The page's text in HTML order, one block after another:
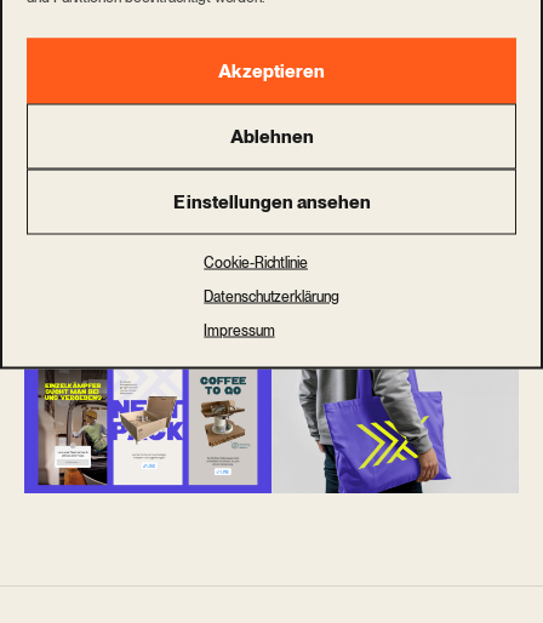
Akzeptieren
Ablehnen
Einstellungen ansehen
Cookie-Richtlinie
Datenschutzerklärung
Impressum